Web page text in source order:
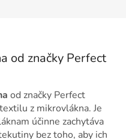
od značky Perfect
od značky Perfect
z mikrovlákna. Je
účinne zachytáva
bez toho, aby ich